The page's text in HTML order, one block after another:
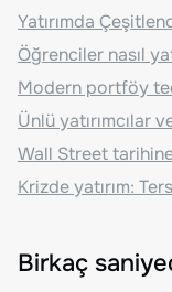
Yatırımda
Öğrenciler nasıl
Modern portföy
Ünlü yatırımcılar
Wall Street
Krizde yatırım:
Birkaç